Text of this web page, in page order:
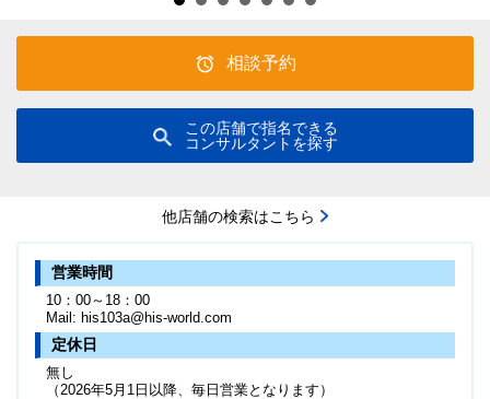
相談予約
この店舗で指名できる
コンサルタントを探す
他店舗の検索はこちら
営業時間
10：00～18：00
Mail: his103a@his-world.com
定休日
無し
（2026年5月1日以降、毎日営業となります）